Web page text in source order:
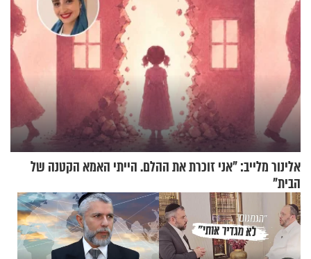
אלינור מלייב: "אני זוכרת את ההלם. הייתי האמא הקטנה של
הבית"